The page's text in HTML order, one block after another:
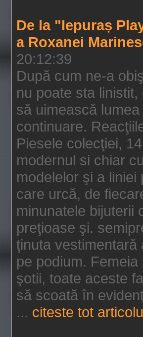
De la "Iepuraș
a Roxanei
20:12:39
După cum ne-a
nu poate sta
să uimească
continuare.
Piesele colecţiei,
modernul si chiar
modelelor şi a
care urcă, de
minunatele bijuterii
preţioase şi.
ţinuta vestimentară
pe podium.
şotii, toate aceste
să scoată în
... citeste tot